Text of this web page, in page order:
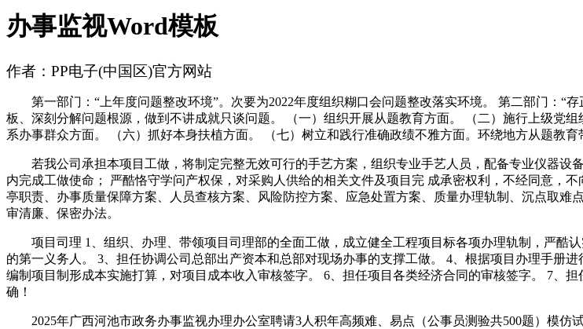
办事监视Word模板
作者：PP电子(中国区)官方网站
第一部门：“上年度问题整改环境”。次要为2022年度组织糊口会问题整改落实环境。 第二部门：“
板、深刻分解问题根源，做到不讲成就只谈问题。 （一）组织开展从题教育方面。 （二）施行上级党
系办事群众方面。 （六）抓好本身扶植方面。 （七）树立和践行准确政绩不雅方面。环绕地方从题教
若我公司承担本项目工做，将制定完整无效可行的手艺方案，组织专业手艺人员，配备专业仪器设
内完成工做使命； 严酷恪守学问产权保，对采购人供给的相关文件及项目完 成承密权利，不经同意，
亭职责、办事质量保障方案、人员查核方案、风险防控方案、应急处置方案、质量办理轨制、沉点取
审清廉、保密办法。
项目司理 1、组织、办理、带领项目司理部的全面工做，成立健全工程项目标各项办理轨制，严酷
的第一义务人。 3、担任协调公司总部出产资本和总部对现场办事的支撑工做。 4、根据项目办理手册
编制项目制形成本实施打算，对项目成本收入审核签字。 6、担任项目各类经济合同的审核签字。 7、
确！
2025年广西河池市政务办事监视办理办公室聘请3人积年高频难、易点（公事员测验共500题）模仿试